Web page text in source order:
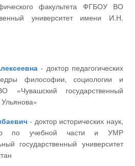
факультета ФГБОУ ВО
университет имени И.Н.
философии, социологии и
«Чувашский государственный
по учебной части и УМР
государственный университет